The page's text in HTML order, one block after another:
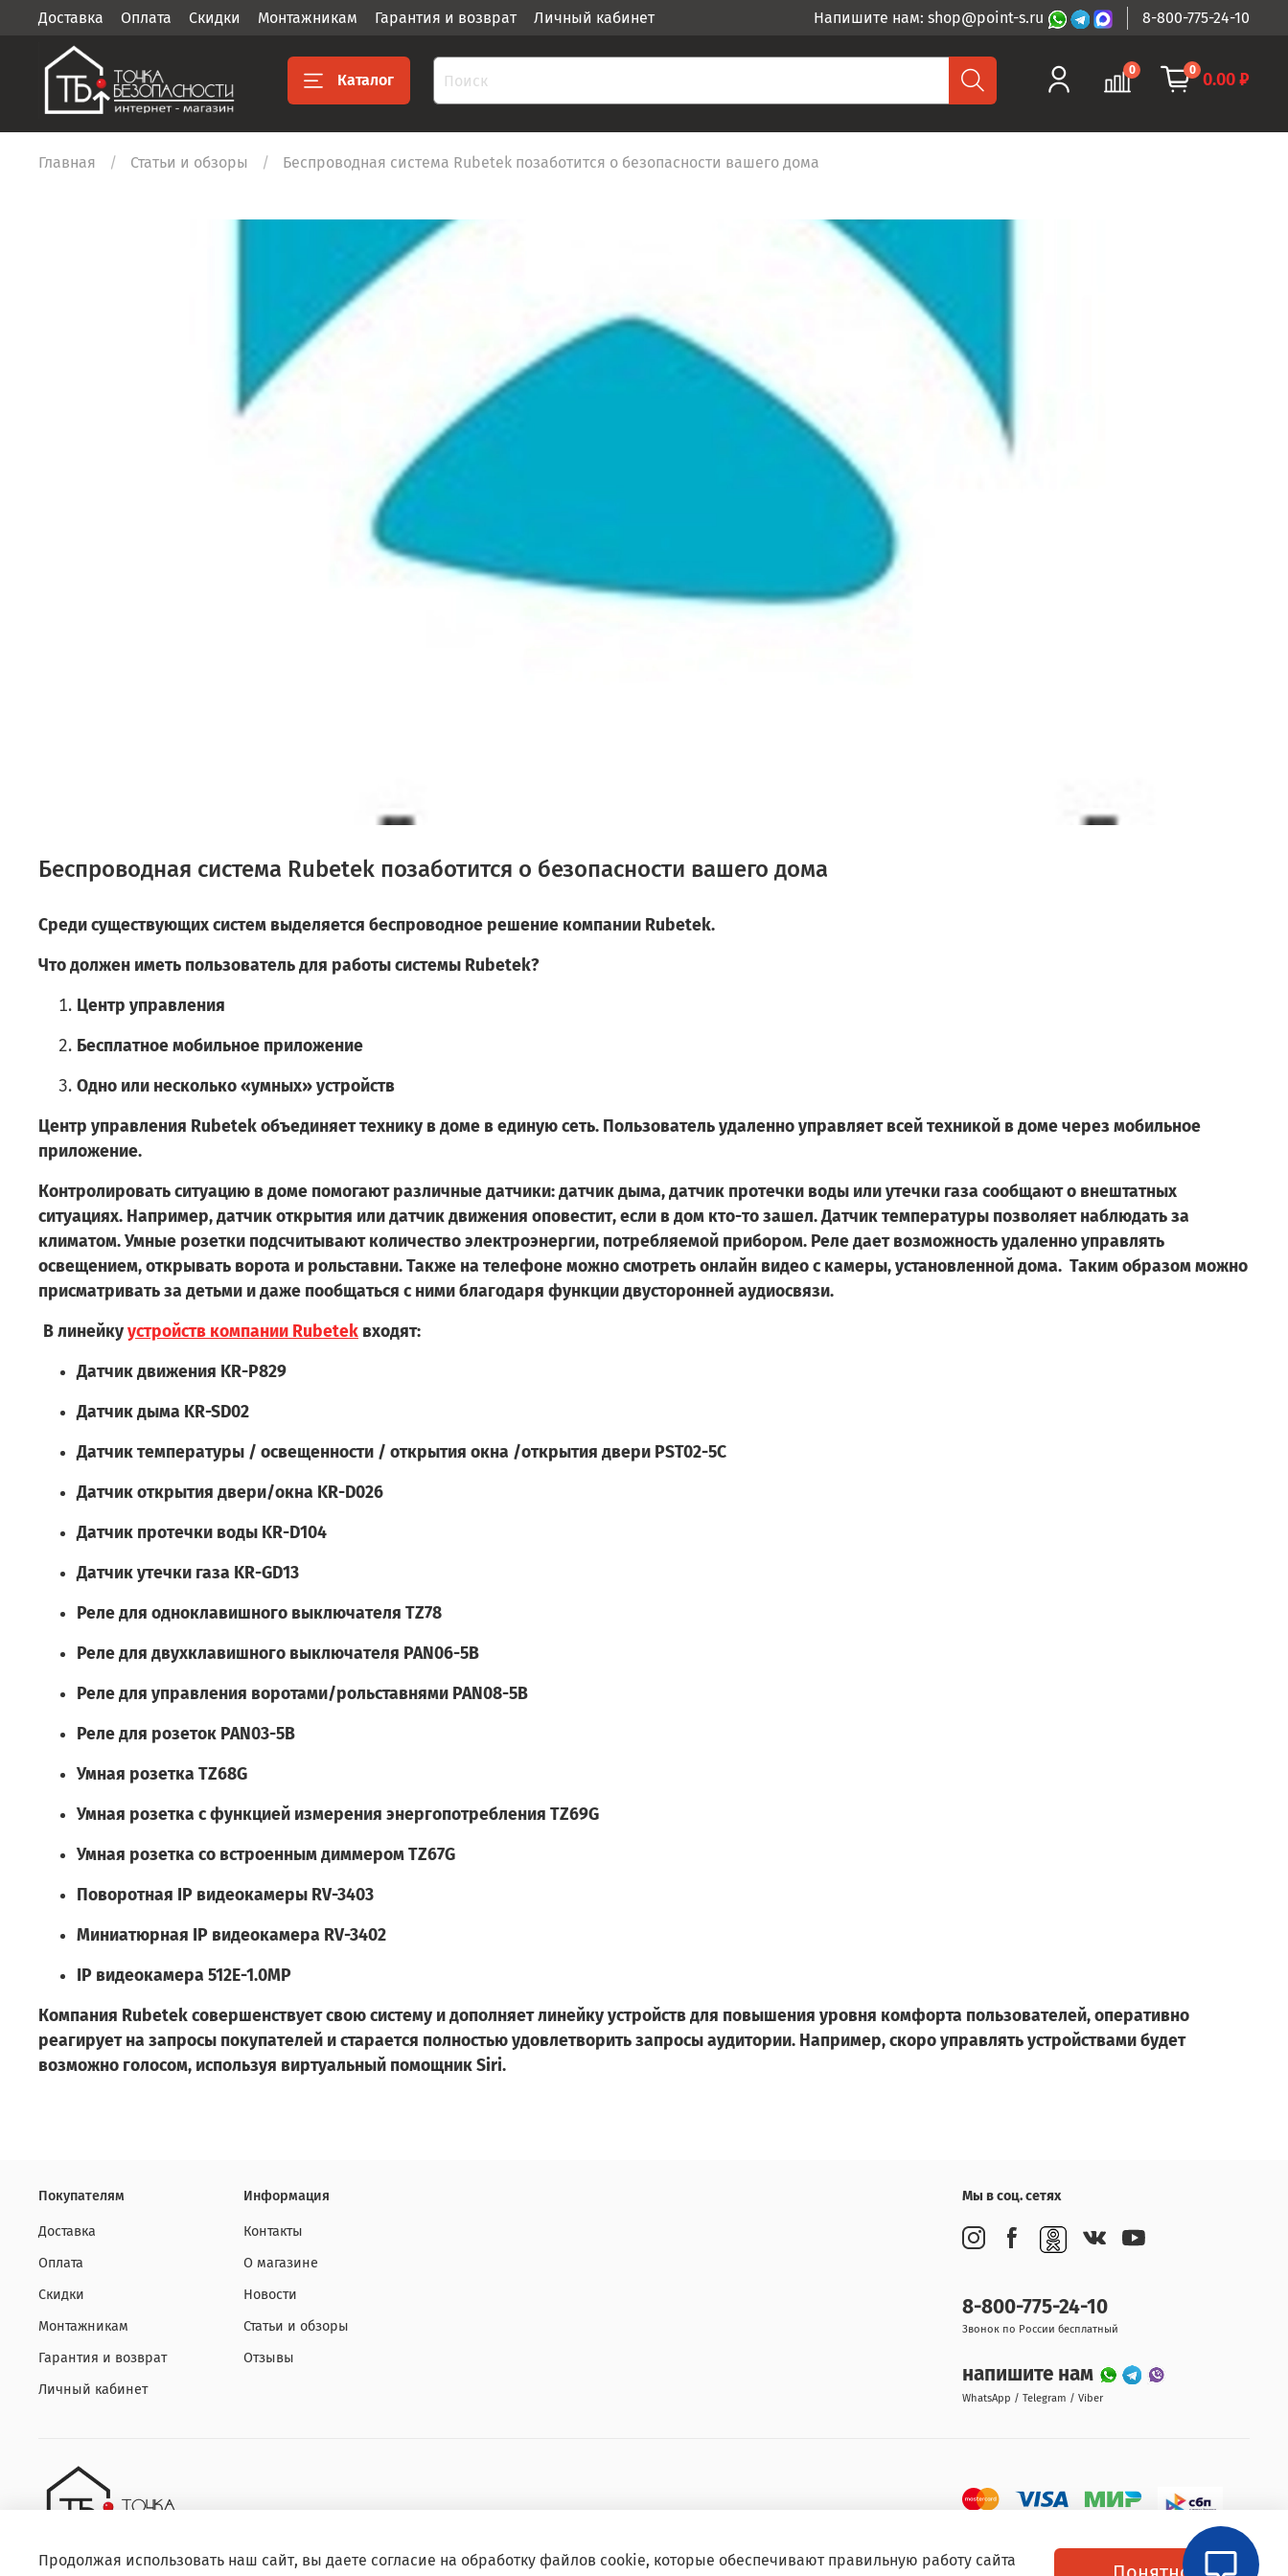
Доставка Оплата Скидки Монтажникам Гарантия и возврат Личный кабинет Напишите нам: shop@point-s.ru 8-800-775-24-10
Каталог
0 0 0.00 ₽
Главная Статьи и обзоры Беспроводная система Rubetek позаботится о безопасности вашего дома
Беспроводная система Rubetek позаботится о безопасности вашего дома
Среди существующих систем выделяется беспроводное решение компании Rubetek.
Что должен иметь пользователь для работы системы Rubetek?
Центр управления
Бесплатное мобильное приложение
Одно или несколько «умных» устройств
Центр управления Rubetek объединяет технику в доме в единую сеть. Пользователь удаленно управляет всей техникой в доме через мобильное
приложение.
Контролировать ситуацию в доме помогают различные датчики: датчик дыма, датчик протечки воды или утечки газа сообщают о внештатных
ситуациях. Например, датчик открытия или датчик движения оповестит, если в дом кто-то зашел. Датчик температуры позволяет наблюдать за
климатом. Умные розетки подсчитывают количество электроэнергии, потребляемой прибором. Реле дает возможность удаленно управлять
освещением, открывать ворота и рольставни. Также на телефоне можно смотреть онлайн видео с камеры, установленной дома. Таким образом можно
присматривать за детьми и даже пообщаться с ними благодаря функции двусторонней аудиосвязи.
В линейкуустройств компании Rubetek входят:
Датчик движения KR-P829
Датчик дыма KR-SD02
Датчик температуры / освещенности / открытия окна /открытия двери PST02-5C
Датчик открытия двери/окна KR-D026
Датчик протечки воды KR-D104
Датчик утечки газа KR-GD13
Реле для одноклавишного выключателя TZ78
Реле для двухклавишного выключателя PAN06-5В
Реле для управления воротами/рольставнями PAN08-5В
Реле для розеток PAN03-5В
Умная розетка TZ68G
Умная розетка с функцией измерения энергопотребления TZ69G
Умная розетка со встроенным диммером TZ67G
Поворотная IP видеокамеры RV-3403
Миниатюрная IP видеокамера RV-3402
IP видеокамера 512E-1.0MP
Компания Rubetekсовершенствует свою систему и дополняет линейку устройств для повышения уровня комфорта пользователей, оперативно
реагирует на запросы покупателей и старается полностью удовлетворить запросы аудитории. Например, скоро управлять устройствами будет
возможно голосом, используя виртуальный помощник Siri.
Покупателям
Доставка
Оплата
Скидки
Монтажникам
Гарантия и возврат
Личный кабинет
Информация
Контакты
О магазине
Новости
Статьи и обзоры
Отзывы
Мы в соц. сетях
8-800-775-24-10
Звонок по России бесплатный
напишите нам
WhatsApp / Telegram / Viber
Продолжая использовать наш сайт, вы даете согласие на обработку файлов cookie, которые обеспечивают правильную работу сайта